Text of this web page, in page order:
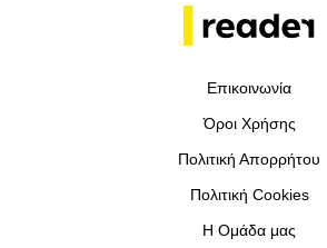
Επικοινωνία
Όροι Χρήσης
Πολιτική Απορρήτου
Πολιτική Cookies
Η Ομάδα μας